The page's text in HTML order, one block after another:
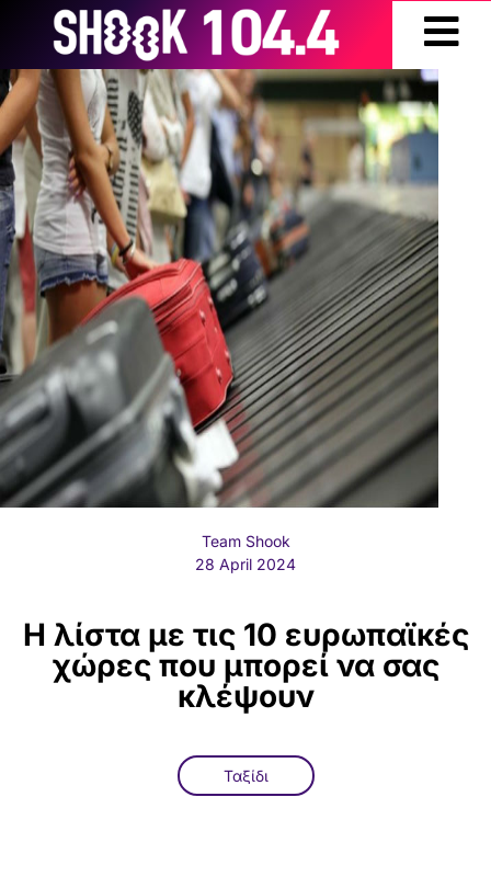
Team Shook
28 April 2024
Η λίστα με τις 10 ευρωπαϊκές
χώρες που μπορεί να σας
κλέψουν
Ταξίδι